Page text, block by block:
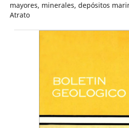
mayores, minerales, depósitos
Atrato